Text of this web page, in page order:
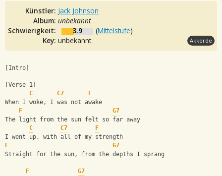
Künstler: Jack Johnson
Album: unbekannt
Schwierigkeit:
3.9 (Mittelstufe)
Key: unbekannt Akkorde
[Intro]
[Verse 1]
C
C7
F
When I woke, I was not awake
F
G7
The light from the sun felt so far away
C
C7
F
I went up, with all of my strength
F
G7
Straight for the sun, from the depths I sprang
F
G7